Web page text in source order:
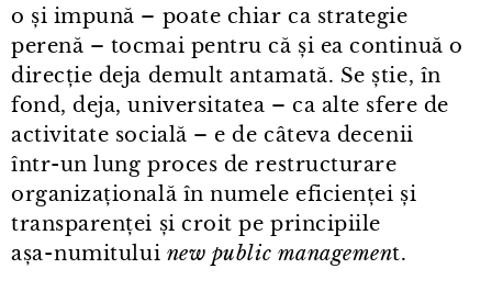
o și impună – poate chiar ca strategie
perenă – tocmai pentru că și ea continuă o
direcție deja demult antamată. Se știe, în
fond, deja, universitatea – ca alte sfere de
activitate socială – e de câteva decenii
într⁠-⁠un lung proces de restructurare
organizațională în numele eficienței și
transparenței și croit pe principiile
așa⁠-⁠numitului new public management.